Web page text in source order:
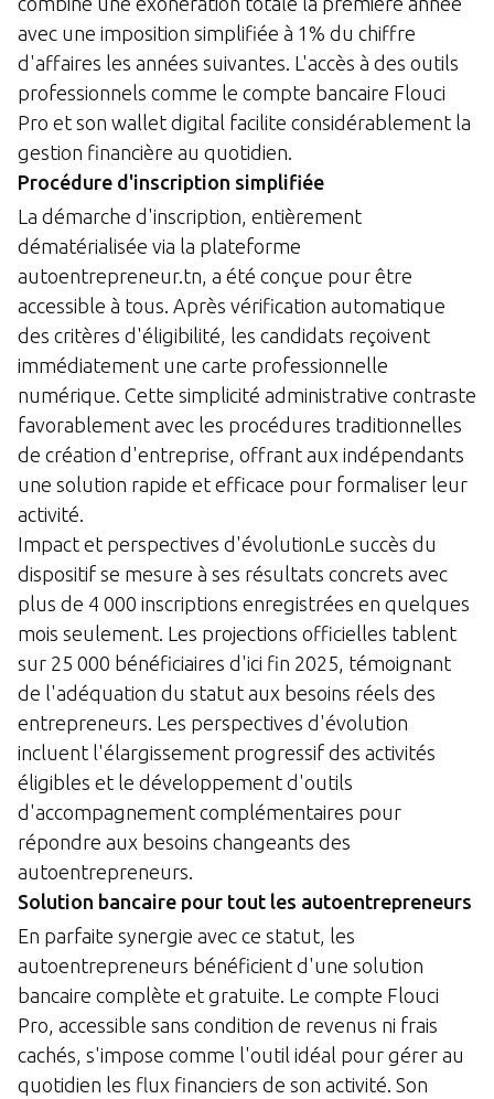
avec une imposition simplifiée à 1% du chiffre
d'affaires les années suivantes. L'accès à des outils
professionnels comme le compte bancaire Flouci
Pro et son wallet digital facilite considérablement la
gestion financière au quotidien.
Procédure d'inscription simplifiée
La démarche d'inscription, entièrement
dématérialisée via la plateforme
autoentrepreneur.tn, a été conçue pour être
accessible à tous. Après vérification automatique
des critères d'éligibilité, les candidats reçoivent
immédiatement une carte professionnelle
numérique. Cette simplicité administrative contraste
favorablement avec les procédures traditionnelles
de création d'entreprise, offrant aux indépendants
une solution rapide et efficace pour formaliser leur
activité.
Impact et perspectives d'évolutionLe succès du
dispositif se mesure à ses résultats concrets avec
plus de 4 000 inscriptions enregistrées en quelques
mois seulement. Les projections officielles tablent
sur 25 000 bénéficiaires d'ici fin 2025, témoignant
de l'adéquation du statut aux besoins réels des
entrepreneurs. Les perspectives d'évolution
incluent l'élargissement progressif des activités
éligibles et le développement d'outils
d'accompagnement complémentaires pour
répondre aux besoins changeants des
autoentrepreneurs.
Solution bancaire pour tout les autoentrepreneurs
En parfaite synergie avec ce statut, les
autoentrepreneurs bénéficient d'une solution
bancaire complète et gratuite. Le compte Flouci
Pro, accessible sans condition de revenus ni frais
cachés, s'impose comme l'outil idéal pour gérer au
quotidien les flux financiers de son activité. Son